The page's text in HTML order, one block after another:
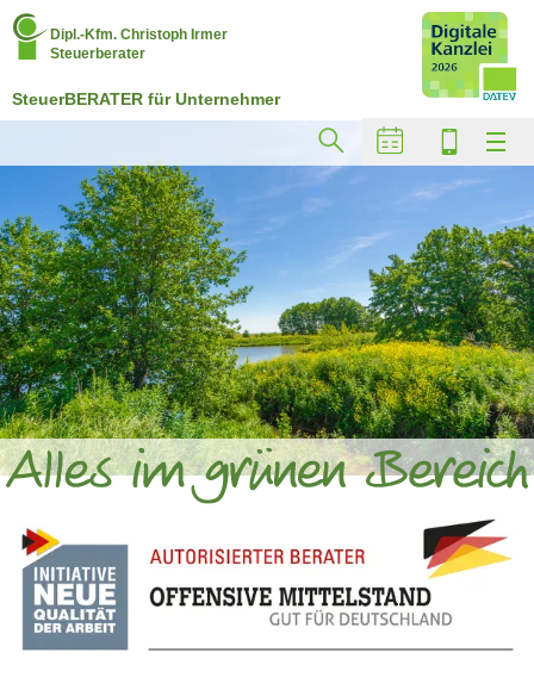
Dipl.-Kfm. Christoph Irmer
Steuerberater
SteuerBERATER für Unternehmer